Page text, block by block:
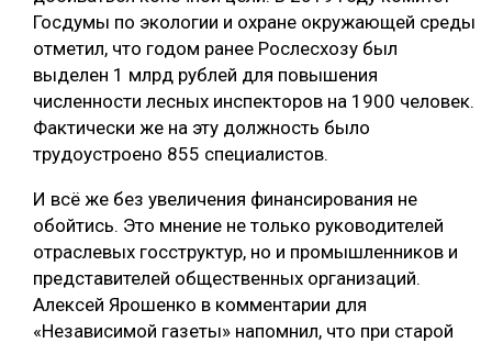
Госдумы по экологии и охране окружающей среды
отметил, что годом ранее Рослесхозу был
выделен 1 млрд рублей для повышения
численности лесных инспекторов на 1900 человек.
Фактически же на эту должность было
трудоустроено 855 специалистов.
И всё же без увеличения финансирования не
обойтись. Это мнение не только руководителей
отраслевых госструктур, но и промышленников и
представителей общественных организаций.
Алексей Ярошенко в комментарии для
«Независимой газеты» напомнил, что при старой